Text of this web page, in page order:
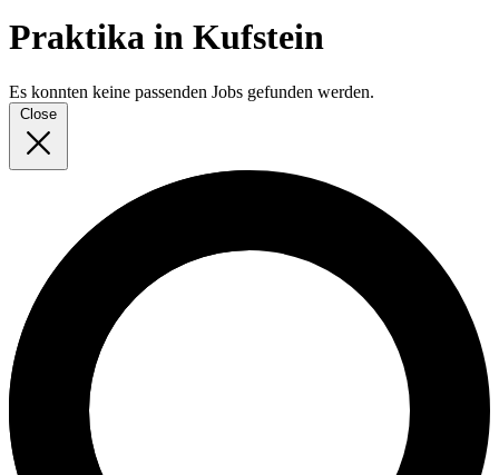
Praktika in Kufstein
Es konnten keine passenden Jobs gefunden werden.
Close